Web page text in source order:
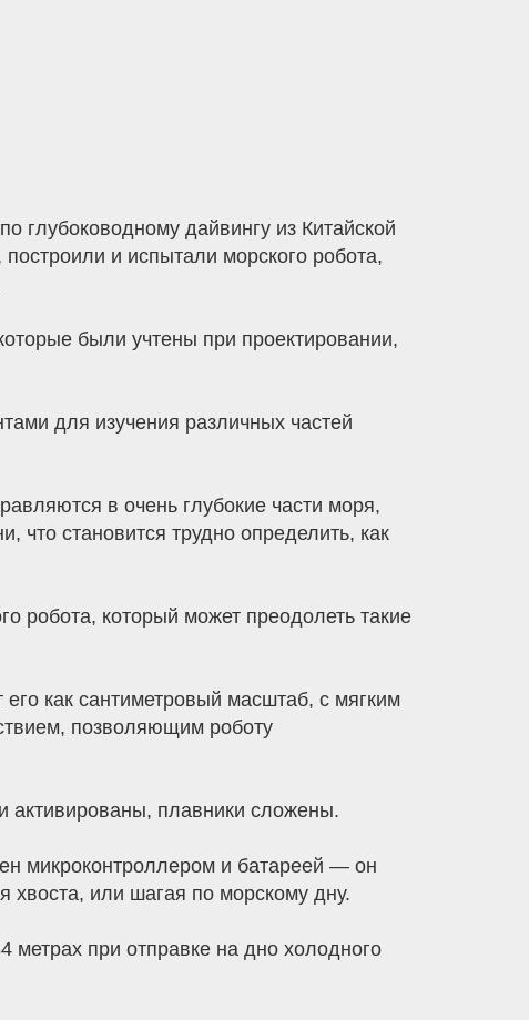
глубоководному дайвингу из Китайской
и испытали морского робота,
были учтены при проектировании,
для изучения различных частей
в очень глубокие части моря,
что становится трудно определить, как
робота, который может преодолеть такие
как сантиметровый масштаб, с мягким
позволяющим роботу
активированы, плавники сложены.
микроконтроллером и батареей — он
хвоста, или шагая по морскому дну.
при отправке на дно холодного